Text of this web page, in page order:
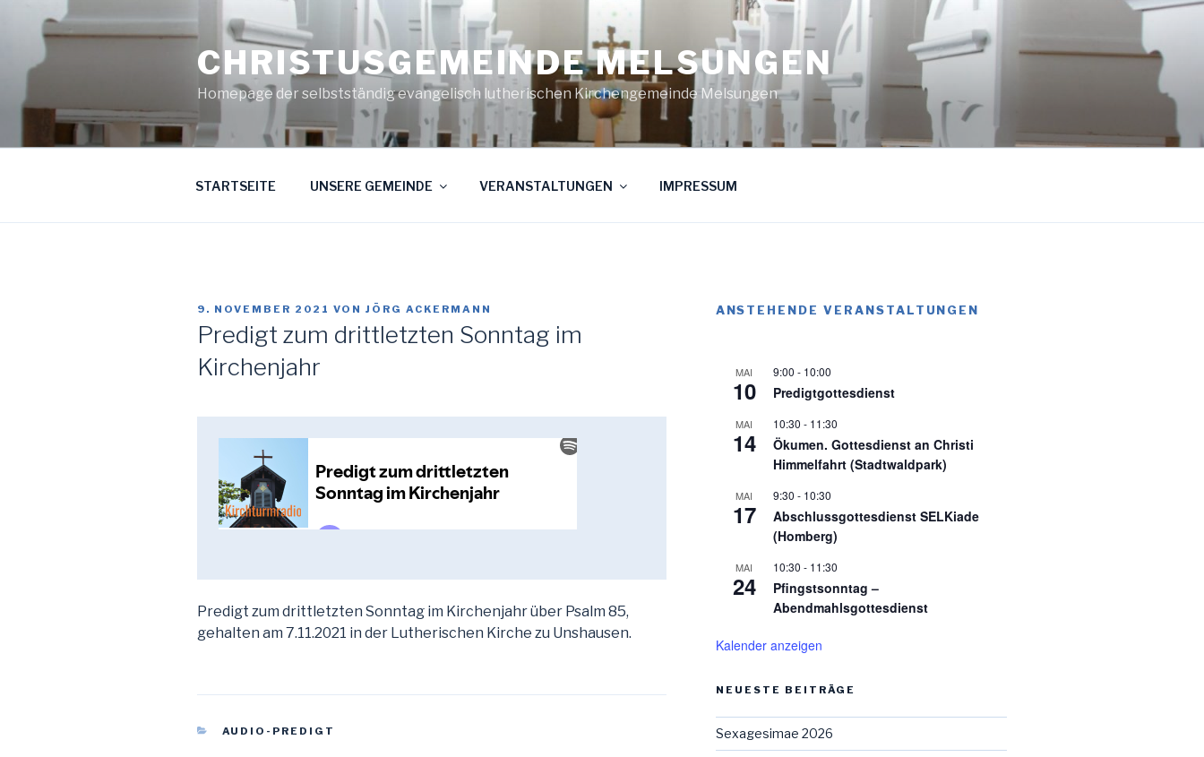
CHRISTUSGEMEINDE MELSUNGEN
Homepage der selbstständig evangelisch lutherischen Kirchengemeinde Melsungen
STARTSEITE UNSERE GEMEINDE VERANSTALTUNGEN IMPRESSUM
VERÖFFENTLICHT
9. NOVEMBER 2021 VON JÖRG ACKERMANN
Predigt zum drittletzten Sonntag im
Kirchenjahr
Predigt zum drittletzten Sonntag im Kirchenjahr über Psalm 85,
gehalten am 7.11.2021 in der Lutherischen Kirche zu Unshausen.
KATEGORIEN
AUDIO-PREDIGT
ANSTEHENDE VERANSTALTUNGEN
MAI
10
9:00 - 10:00
Predigtgottesdienst
MAI
14
10:30 - 11:30
Ökumen. Gottesdienst an Christi
Himmelfahrt (Stadtwaldpark)
MAI
17
9:30 - 10:30
Abschlussgottesdienst SELKiade
(Homberg)
MAI
24
10:30 - 11:30
Pfingstsonntag –
Abendmahlsgottesdienst
Kalender anzeigen
NEUESTE BEITRÄGE
Sexagesimae 2026